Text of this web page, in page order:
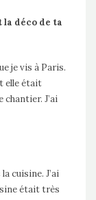
la déco de ta
je vis à Paris.
elle était
chantier. J’ai
cuisine. J’ai
était très